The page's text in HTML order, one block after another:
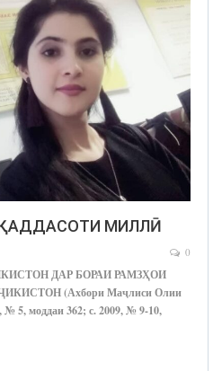
МИЛЛӢ
0
ДАР БОРАИ РАМЗҲОИ
(Ахбори Маҷлиси Олии
5, моддаи 362; с. 2009, № 9-10,